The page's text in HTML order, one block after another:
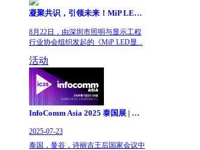
凝聚共识，引领未来！MiP LED显示技术等行业标准研讨会于GALAXY银河圆满举行
8月22日，由深圳市照明与显示工程
行业协会组织发起的《MiP LED显...
活动
InfoComm Asia 2025 泰国展 | 共拓东南亚视听新机遇
2025-07-23
泰国，曼谷，诗丽吉王后国家会议中